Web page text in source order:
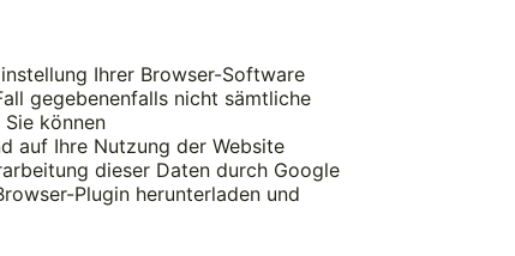
Ihrer Browser-Software
gegebenenfalls nicht sämtliche
können
auf Ihre Nutzung der Website
dieser Daten durch Google
Plugin herunterladen und